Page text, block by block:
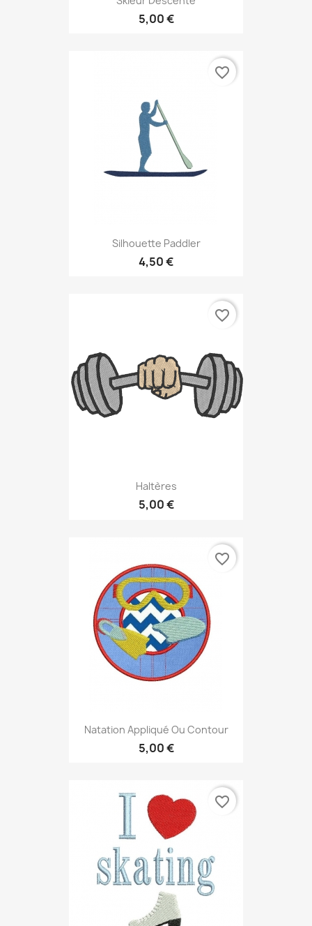
5,00 €
Silhouette Paddler
4,50 €
favorite_border
Haltères
5,00 €
favorite_border
Natation Appliqué Ou Contour
5,00 €
favorite_border
favorite_border